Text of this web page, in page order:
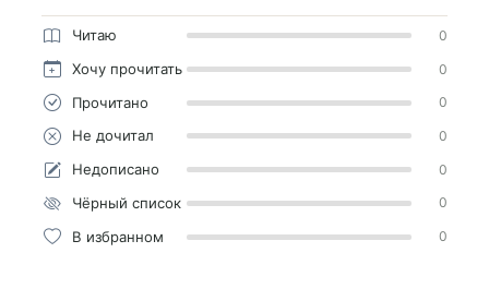
Читаю 0
Хочу прочитать 0
Прочитано 0
Не дочитал 0
Недописано 0
Чёрный список 0
В избранном 0